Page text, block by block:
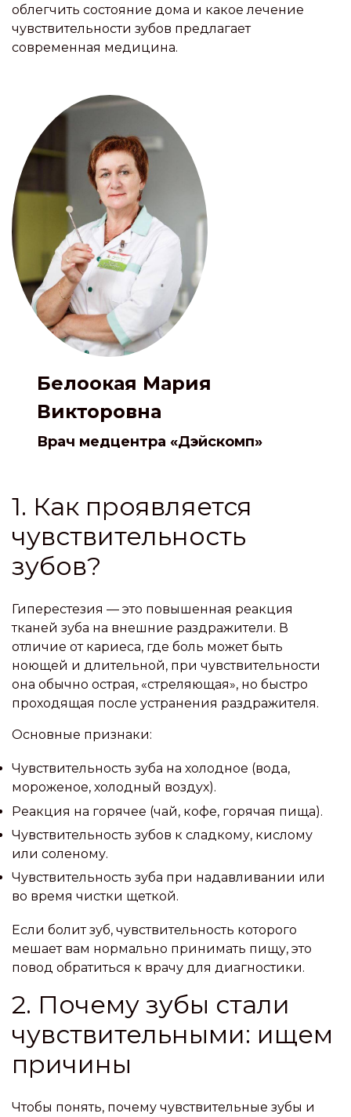
облегчить состояние дома и какое лечение
чувствительности зубов предлагает
современная медицина.
Белоокая Мария
Викторовна
Врач медцентра «Дэйскомп»
1. Как проявляется
чувствительность
зубов?
Гиперестезия — это повышенная реакция
тканей зуба на внешние раздражители. В
отличие от кариеса, где боль может быть
ноющей и длительной, при чувствительности
она обычно острая, «стреляющая», но быстро
проходящая после устранения раздражителя.
Основные признаки:
Чувствительность зуба на холодное (вода,
мороженое, холодный воздух).
Реакция на горячее (чай, кофе, горячая пища).
Чувствительность зубов к сладкому, кислому
или соленому.
Чувствительность зуба при надавливании или
во время чистки щеткой.
Если болит зуб, чувствительность которого
мешает вам нормально принимать пищу, это
повод обратиться к врачу для диагностики.
2. Почему зубы стали
чувствительными: ищем
причины
Чтобы понять, почему чувствительные зубы и